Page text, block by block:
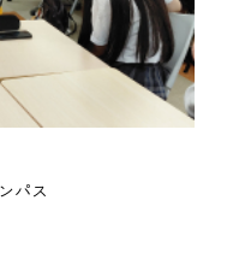
パス